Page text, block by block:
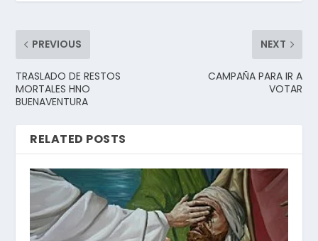
PREVIOUS
TRASLADO DE RESTOS
MORTALES HNO
BUENAVENTURA
NEXT
CAMPAÑA PARA IR A
VOTAR
RELATED POSTS